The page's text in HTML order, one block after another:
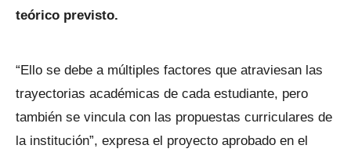
teórico previsto.
“Ello se debe a múltiples factores que atraviesan las
trayectorias académicas de cada estudiante, pero
también se vincula con las propuestas curriculares de
la institución”, expresa el proyecto aprobado en el